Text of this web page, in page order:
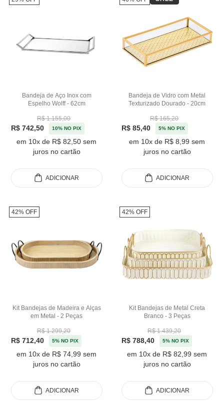
Bandeja de Aço Inox com
Espelho Wolff - 62cm
R$ 1.155,00
R$ 742,50 10% NO PIX
em 10x de R$ 82,50 sem
juros no cartão
ADICIONAR
Bandeja de Vidro com Metal
Texturizado Dourado - 20cm
R$ 165,20
R$ 85,40 5% NO PIX
em 10x de R$ 8,99 sem
juros no cartão
ADICIONAR
Kit Bandejas de Madeira e Alças
em Metal - 2 Peças
R$ 1.299,20
R$ 712,40 5% NO PIX
em 10x de R$ 74,99 sem
juros no cartão
42% OFF
ADICIONAR
Kit Bandejas de Metal Creta
Branco - 3 Peças
R$ 1.439,20
R$ 788,40 5% NO PIX
em 10x de R$ 82,99 sem
juros no cartão
42% OFF
ADICIONAR